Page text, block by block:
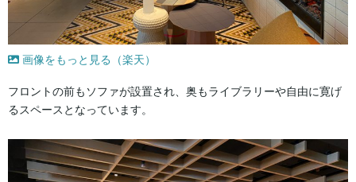
画像をもっと見る（楽天）
フロントの前もソファが設置され、奥もライブラリーや自由に寛げ
るスペースとなっています。